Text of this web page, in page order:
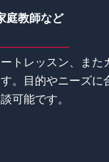
庭教師など
トレッスン、また
。目的やニーズに
可能です。